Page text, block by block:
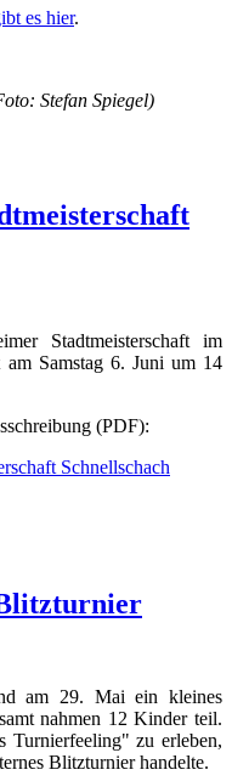
es hier.
Stefan Spiegel)
Stadtmeisterschaft im
Samstag 6. Juni um 14
(PDF):
Schnellschach
am 29. Mai ein kleines
nahmen 12 Kinder teil.
Turnierfeeling" zu erleben,
Blitzturnier handelte.